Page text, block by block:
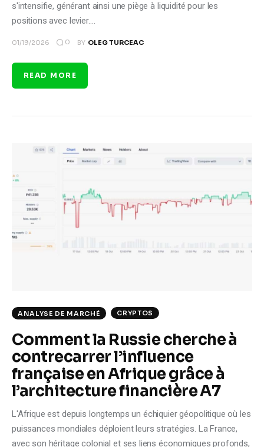
s'intensifie, générant ainsi une piège à liquidité pour les
positions avec levier.…
01/19/2026 0 BY OLEG TURCEAC
READ MORE
ANALYSE DE MARCHÉ CRYPTOS
Comment la Russie cherche à
contrecarrer l’influence
française en Afrique grâce à
l’architecture financière A7
L'Afrique est depuis longtemps un échiquier géopolitique où les
puissances mondiales déploient leurs stratégies. La France,
avec son héritage colonial et ses liens économiques profonds,